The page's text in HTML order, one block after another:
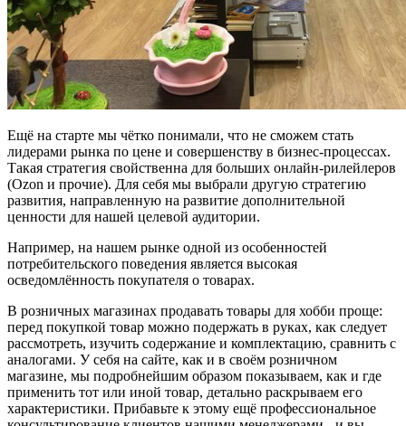
Ещё на старте мы чётко понимали, что не сможем стать
лидерами рынка по цене и совершенству в бизнес-процессах.
Такая стратегия свойственна для больших онлайн-рилейлеров
(Ozon и прочие). Для себя мы выбрали другую стратегию
развития, направленную на развитие дополнительной
ценности для нашей целевой аудитории.
Например, на нашем рынке одной из особенностей
потребительского поведения является высокая
осведомлённость покупателя о товарах.
В розничных магазинах продавать товары для хобби проще:
перед покупкой товар можно подержать в руках, как следует
рассмотреть, изучить содержание и комплектацию, сравнить с
аналогами. У себя на сайте, как и в своём розничном
магазине, мы подробнейшим образом показываем, как и где
применить тот или иной товар, детально раскрываем его
характеристики. Прибавьте к этому ещё профессиональное